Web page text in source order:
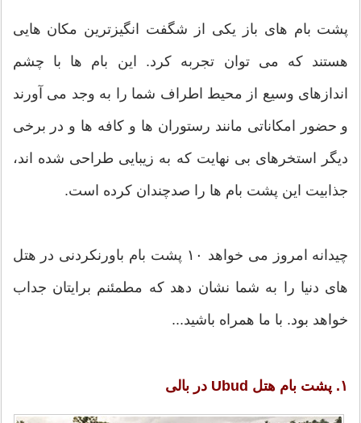
پشت بام های باز یکی از شگفت انگیزترین مکان هایی
هستند که می توان تجربه کرد. این بام ها با چشم
اندازهای وسیع از محیط اطراف شما را به وجد می آورند
و حضور امکاناتی مانند رستوران ها و کافه ها و در برخی
دیگر استخرهای بی نهایت که به زیبایی طراحی شده اند،
جذابیت این پشت بام ها را صدچندان کرده است.
چیدانه امروز می خواهد ۱۰ پشت بام باورنکردنی در هتل
های دنیا را به شما نشان دهد که مطمئنم برایتان جداب
خواهد بود. با ما همراه باشید...
۱. پشت بام هتل Ubud در بالی